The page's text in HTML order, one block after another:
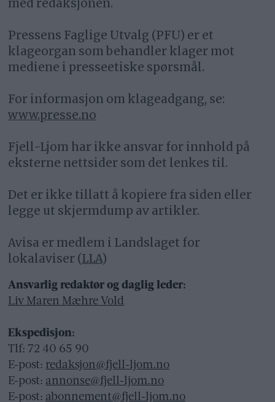
med redaksjonen.
Pressens Faglige Utvalg (PFU) er et
klageorgan som behandler klager mot
mediene i presseetiske spørsmål.
For informasjon om klageadgang, se:
www.presse.no
Fjell-Ljom har ikke ansvar for innhold på
eksterne nettsider som det lenkes til.
Det er ikke tillatt å kopiere fra siden eller
legge ut skjermdump av artikler.
Avisa er medlem i Landslaget for
lokalaviser (LLA)
Ansvarlig redaktør og daglig leder:
Liv Maren Mæhre Vold
Ekspedisjon:
Tlf: 72 40 65 90
E-post: redaksjon@fjell-ljom.no
E-post: annonse@fjell-ljom.no
E-post: abonnement@fjell-ljom.no